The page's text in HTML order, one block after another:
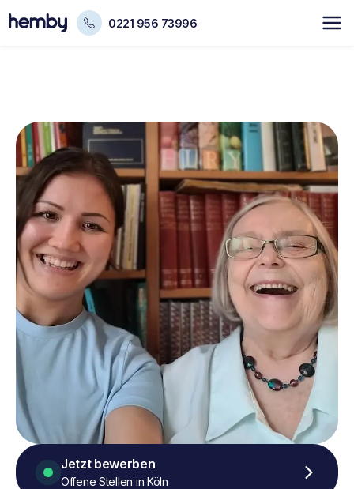
0221 956 73996
Jetzt bewerben
Offene Stellen in Köln